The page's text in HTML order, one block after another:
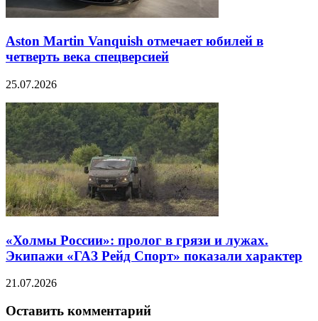
Aston Martin Vanquish отмечает юбилей в
четверть века спецверсией
25.07.2026
«Холмы России»: пролог в грязи и лужах.
Экипажи «ГАЗ Рейд Спорт» показали характер
21.07.2026
Оставить комментарий